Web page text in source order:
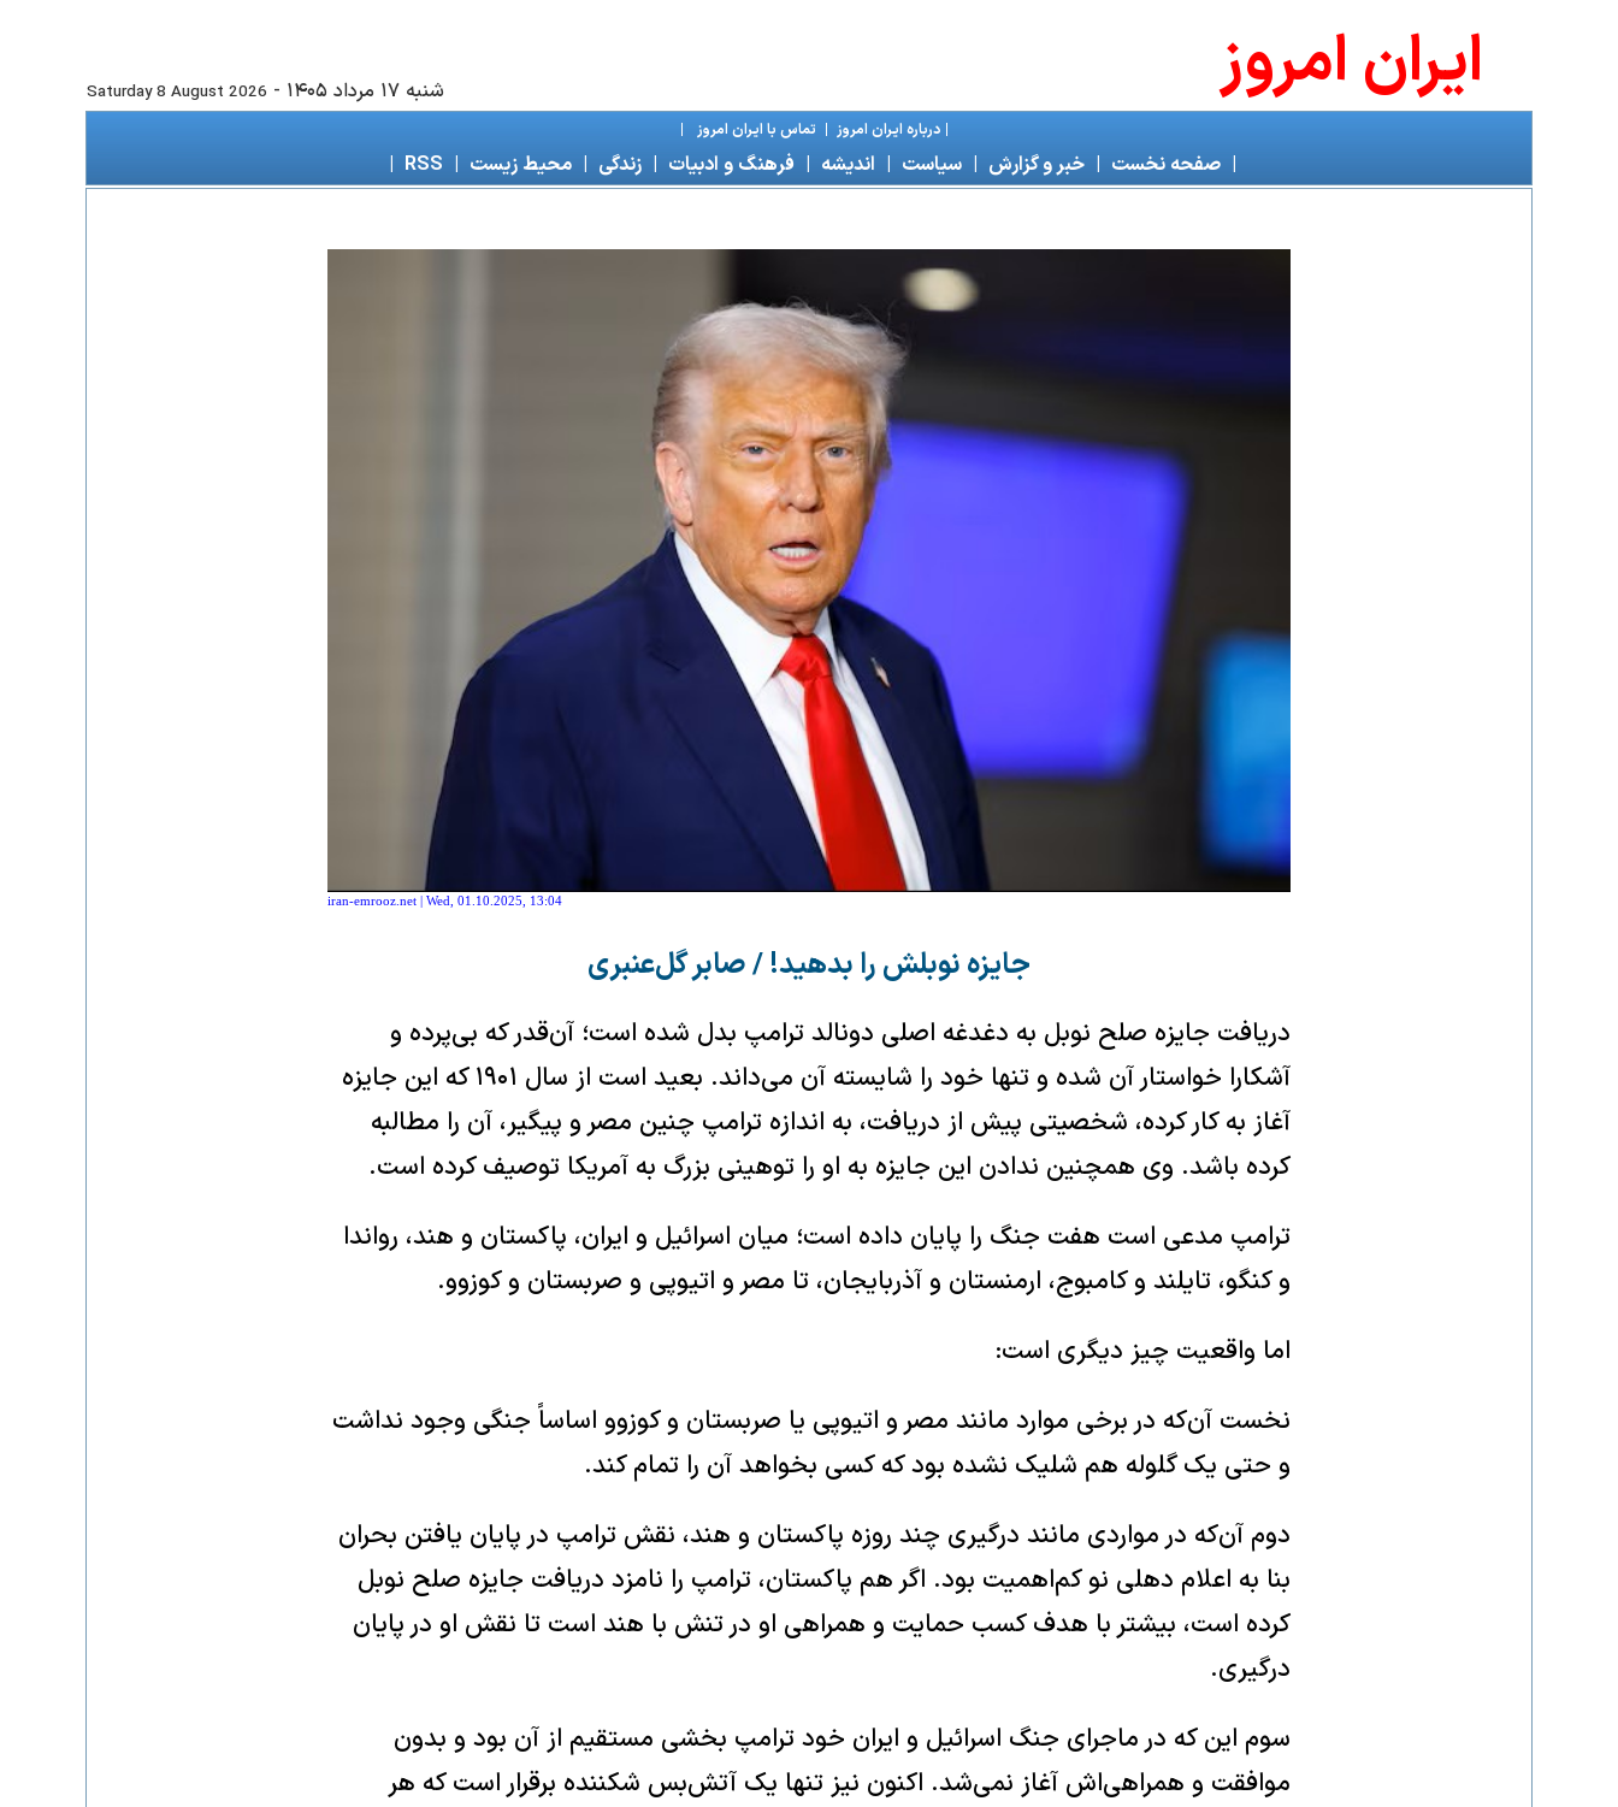
شنبه ۱۷ مرداد ۱۴۰۵ -
Saturday 8 August 2026 ايران امروز
|درباره ايران امروز | تماس با ايران امروز |
|صفحه نخست |خبر و گزارش |سياست | انديشه | فرهنگ و ادبيات |زندگی |محیط زیست |
RSS
|
iran-emrooz.net | Wed, 01.10.2025, 13:04
جایزه نوبلش را بدهید! / صابر گل‌عنبری
دریافت جایزه صلح نوبل به دغدغه اصلی دونالد ترامپ بدل شده است؛ آن‌قدر که بی‌پرده و
آشکارا خواستار آن شده و تنها خود را شایسته آن می‌داند. بعید است از سال ۱۹۰۱ که این جایزه
آغاز به کار کرده، شخصیتی پیش از دریافت، به اندازه ترامپ چنین مصر و پیگیر، آن را مطالبه
کرده باشد. وی همچنین ندادن این جایزه به او را توهینی بزرگ به آمریکا توصیف کرده است.
ترامپ مدعی است هفت جنگ را پایان داده است؛ میان اسرائیل و ایران، پاکستان و هند، رواندا
و کنگو، تایلند و کامبوج، ارمنستان و آذربایجان، تا مصر و اتیوپی و صربستان و کوزوو.
اما واقعیت چیز دیگری است:
نخست آن‌که در برخی موارد مانند مصر و اتیوپی یا صربستان و کوزوو اساساً جنگی وجود نداشت
و حتی یک گلوله هم شلیک نشده بود که کسی بخواهد آن را تمام کند.
دوم آن‌که در مواردی مانند درگیری چند روزه پاکستان و هند، نقش ترامپ در پایان یافتن بحران
بنا به اعلام دهلی نو کم‌اهمیت بود. اگر هم پاکستان، ترامپ را نامزد دریافت جایزه صلح نوبل
کرده است، بیشتر با هدف کسب حمایت و همراهی او در تنش با هند است تا نقش او در پایان
درگیری.
سوم این که در ماجرای جنگ اسرائیل و ایران خود ترامپ بخشی مستقیم از آن بود و بدون
موافقت و همراهی‌اش آغاز نمی‌شد. اکنون نیز تنها یک آتش‌بس شکننده برقرار است که هر